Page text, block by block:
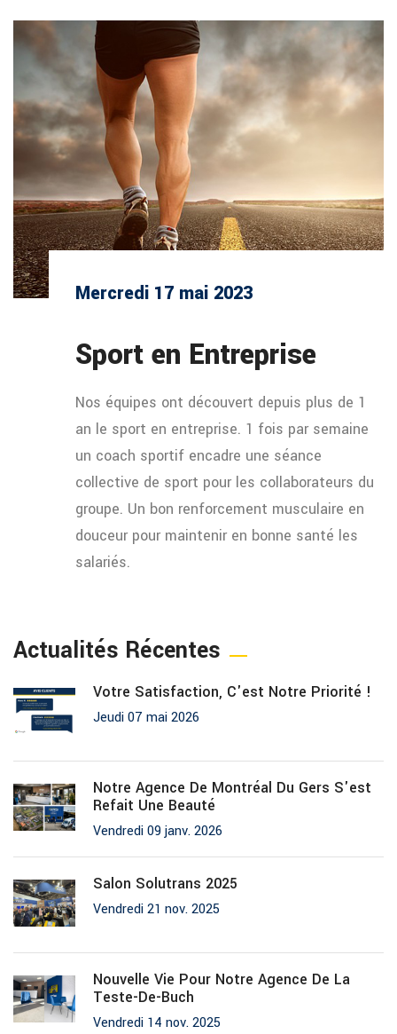
Mercredi 17 mai 2023
Sport en Entreprise
Nos équipes ont découvert depuis plus de 1
an le sport en entreprise. 1 fois par semaine
un coach sportif encadre une séance
collective de sport pour les collaborateurs du
groupe. Un bon renforcement musculaire en
douceur pour maintenir en bonne santé les
salariés.
Actualités Récentes
Votre Satisfaction, C'est Notre Priorité !
Jeudi 07 mai 2026
Notre Agence De Montréal Du Gers S'est
Refait Une Beauté
Vendredi 09 janv. 2026
Salon Solutrans 2025
Vendredi 21 nov. 2025
Nouvelle Vie Pour Notre Agence De La
Teste-De-Buch
Vendredi 14 nov. 2025